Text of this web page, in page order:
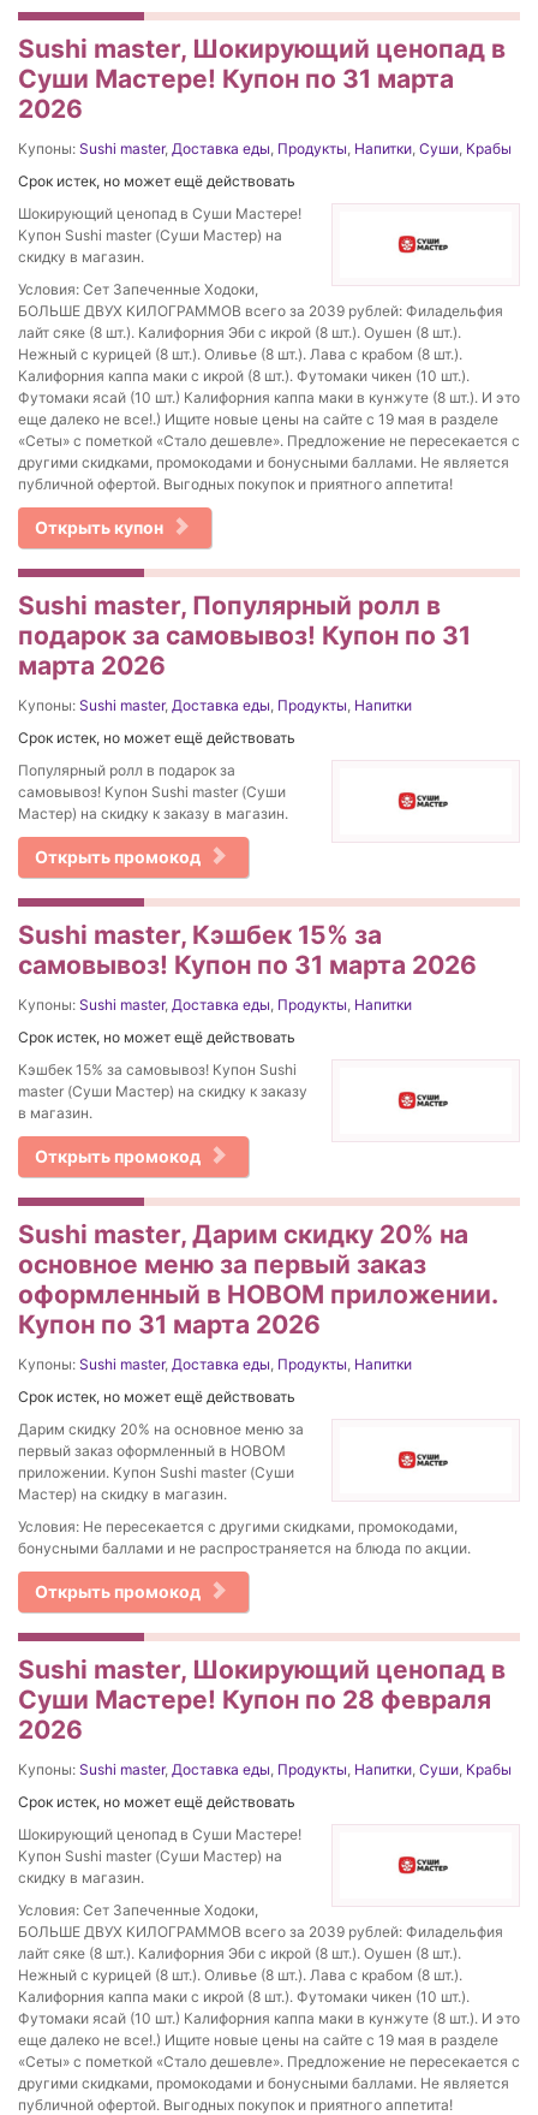
Sushi master, Шокирующий ценопад в
Суши Мастере! Купон по 31 марта
2026
Купоны: Sushi master, Доставка еды, Продукты, Напитки, Суши, Крабы
Срок истек, но может ещё действовать
Шокирующий ценопад в Суши Мастере!
Купон Sushi master (Суши Мастер) на
скидку в магазин.
Условия: Сет Запеченные Ходоки,
БОЛЬШЕ ДВУХ КИЛОГРАММОВ всего за 2039 рублей: Филадельфия
лайт сяке (8 шт.). Калифорния Эби с икрой (8 шт.). Оушен (8 шт.).
Нежный с курицей (8 шт.). Оливье (8 шт.). Лава с крабом (8 шт.).
Калифорния каппа маки с икрой (8 шт.). Футомаки чикен (10 шт.).
Футомаки ясай (10 шт.) Калифорния каппа маки в кунжуте (8 шт.). И это
еще далеко не все!.) Ищите новые цены на сайте с 19 мая в разделе
«Сеты» с пометкой «Стало дешевле». Предложение не пересекается с
другими скидками, промокодами и бонусными баллами. Не является
публичной офертой. Выгодных покупок и приятного аппетита!
Открыть купон
Sushi master, Популярный ролл в
подарок за самовывоз! Купон по 31
марта 2026
Купоны: Sushi master, Доставка еды, Продукты, Напитки
Срок истек, но может ещё действовать
Популярный ролл в подарок за
самовывоз! Купон Sushi master (Суши
Мастер) на скидку к заказу в магазин.
Открыть промокод
Sushi master, Кэшбек 15% за
самовывоз! Купон по 31 марта 2026
Купоны: Sushi master, Доставка еды, Продукты, Напитки
Срок истек, но может ещё действовать
Кэшбек 15% за самовывоз! Купон Sushi
master (Суши Мастер) на скидку к заказу
в магазин.
Открыть промокод
Sushi master, Дарим скидку 20% на
основное меню за первый заказ
оформленный в НОВОМ приложении.
Купон по 31 марта 2026
Купоны: Sushi master, Доставка еды, Продукты, Напитки
Срок истек, но может ещё действовать
Дарим скидку 20% на основное меню за
первый заказ оформленный в НОВОМ
приложении. Купон Sushi master (Суши
Мастер) на скидку в магазин.
Условия: Не пересекается с другими скидками, промокодами,
бонусными баллами и не распространяется на блюда по акции.
Открыть промокод
Sushi master, Шокирующий ценопад в
Суши Мастере! Купон по 28 февраля
2026
Купоны: Sushi master, Доставка еды, Продукты, Напитки, Суши, Крабы
Срок истек, но может ещё действовать
Шокирующий ценопад в Суши Мастере!
Купон Sushi master (Суши Мастер) на
скидку в магазин.
Условия: Сет Запеченные Ходоки,
БОЛЬШЕ ДВУХ КИЛОГРАММОВ всего за 2039 рублей: Филадельфия
лайт сяке (8 шт.). Калифорния Эби с икрой (8 шт.). Оушен (8 шт.).
Нежный с курицей (8 шт.). Оливье (8 шт.). Лава с крабом (8 шт.).
Калифорния каппа маки с икрой (8 шт.). Футомаки чикен (10 шт.).
Футомаки ясай (10 шт.) Калифорния каппа маки в кунжуте (8 шт.). И это
еще далеко не все!.) Ищите новые цены на сайте с 19 мая в разделе
«Сеты» с пометкой «Стало дешевле». Предложение не пересекается с
другими скидками, промокодами и бонусными баллами. Не является
публичной офертой. Выгодных покупок и приятного аппетита!